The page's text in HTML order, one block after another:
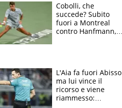
Cobolli, che
succede? Subito
fuori a Montreal
contro Hanfmann,
L'Aia fa fuori Abisso
ma lui vince il
ricorso e viene
riammesso: